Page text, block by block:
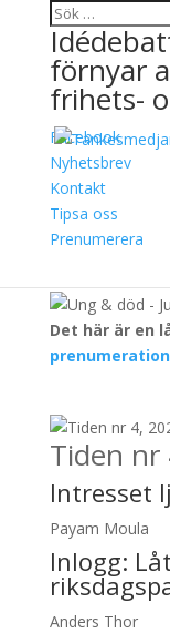
förnyar
frihets-
Facebook
Nyhetsbrev
Kontakt
Tipsa oss
Prenumerera
Ung &
22 december,
Julia Berg
Det här är en
prenumeration
Tiden nr
Intresset
Payam Moula
Inlogg:
Anders Thor